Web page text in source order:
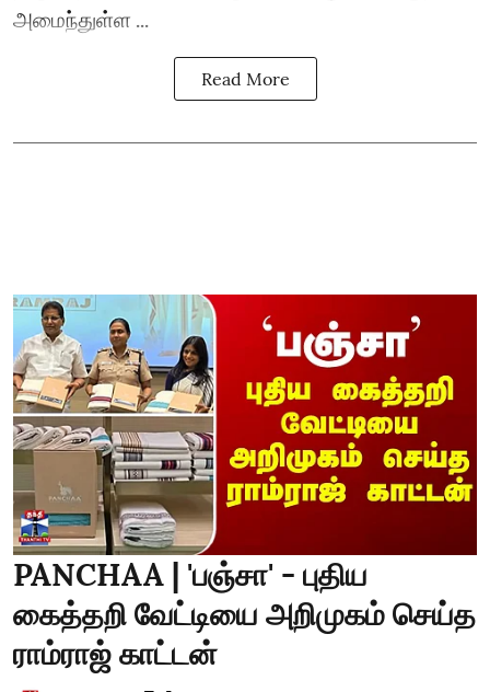
அமைந்துள்ள ...
Read More
PANCHAA | 'பஞ்சா' - புதிய
கைத்தறி வேட்டியை அறிமுகம் செய்த
ராம்ராஜ் காட்டன்